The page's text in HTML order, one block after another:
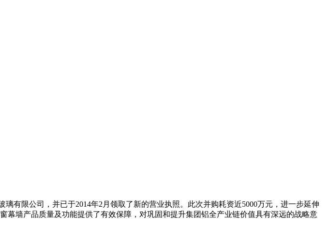
限公司，并已于2014年2月领取了新的营业执照。此次并购耗资近5000万元，进一步延伸
墙产品质量及功能提供了有效保障，对巩固和提升集团铝全产业链价值具有深远的战略意